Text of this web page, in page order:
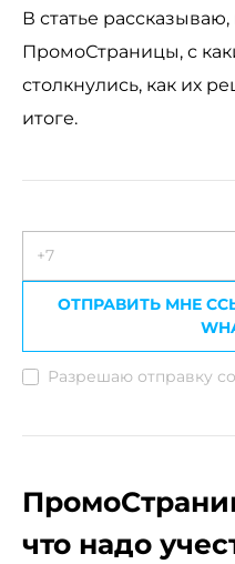
В статье
ПромоСтраницы, с
столкнулись, как их
итоге.
Разрешаю отправку
что надо